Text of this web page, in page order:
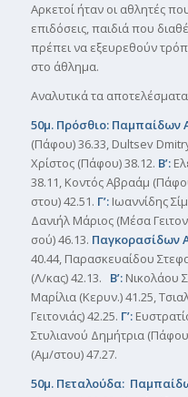
Αρκετοί ήταν οι αθλητές
επιδόσεις, παιδιά που
πρέπει να εξευρεθούν
στο άθλημα.
Αναλυτικά τα
50μ. Πρόσθιο: Παμπαίδων
(Πάφου) 36.33, Dultsev
Χρίστος (Πάφου) 38.12. Β’:
38.11, Κοντός Αβραάμ
στου) 42.51. Γ’: Ιωαννίδης
Δανιήλ Μάριος (Μέσα
σού) 46.13. Παγκορασίδων
40.44, Παρασκευαίδου
(Λ/κας) 42.13.
Β’: Νικολάου
Μαρίλια (Κερυν.) 41.25,
Γειτονιάς) 42.25. Γ’:
Στυλιανού Δημήτρια
(Αμ/στου) 47.27.
50μ. Πεταλούδα: